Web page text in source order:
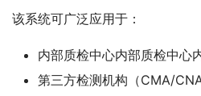
该系统可广泛应用于：
内部质检中心内部质检中心
第三方检测机构（CMA/